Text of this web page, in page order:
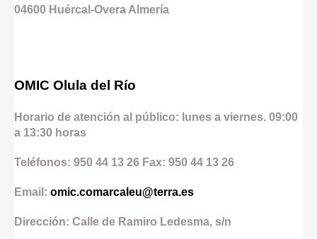
04600 Huércal-Overa Almería
OMIC Olula del Río
Horario de atención al público: lunes a viernes. 09:00
a 13:30 horas
Teléfonos: 950 44 13 26 Fax: 950 44 13 26
Email: omic.comarcaleu@terra.es
Dirección: Calle de Ramiro Ledesma, s/n